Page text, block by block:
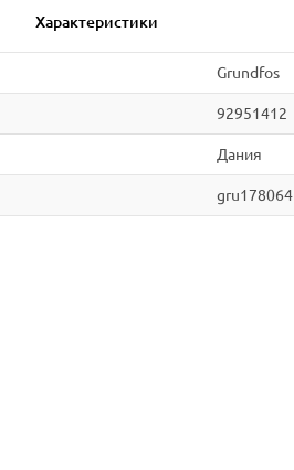
Характеристики
Grundfos
92951412
Дания
gru178064